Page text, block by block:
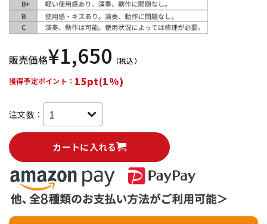
販売価格¥1,650 （税込）
獲得予定ポイント： 15pt(1%)
注文数：
カートに入れる